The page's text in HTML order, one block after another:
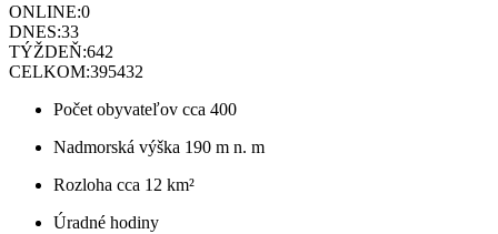
ONLINE:0
DNES:33
TÝŽDEŇ:642
CELKOM:395432
Počet obyvateľov cca 400
Nadmorská výška 190 m n. m
Rozloha cca 12 km²
Úradné hodiny